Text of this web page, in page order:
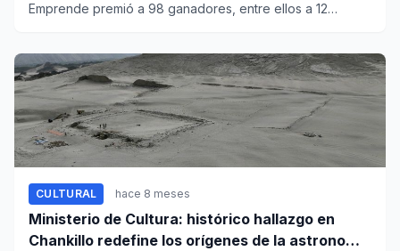
Emprende premió a 98 ganadores, entre ellos a 12
CULTURAL hace 8 meses
Ministerio de Cultura: histórico hallazgo en
Chankillo redefine los orígenes de la astronomía